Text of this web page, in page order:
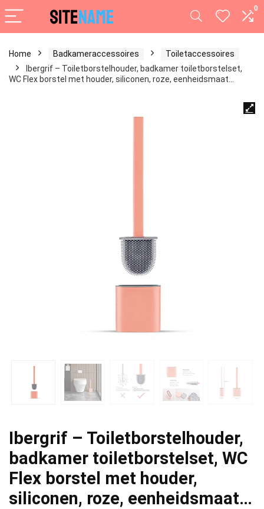
0
Home Badkameraccessoires
Toiletaccessoires
Ibergrif – Toiletborstelhouder, badkamer toiletborstelset,
WC Flex borstel met houder, siliconen, roze, eenheidsmaat…
Ibergrif – Toiletborstelhouder,
badkamer toiletborstelset, WC
Flex borstel met houder,
siliconen, roze, eenheidsmaat…